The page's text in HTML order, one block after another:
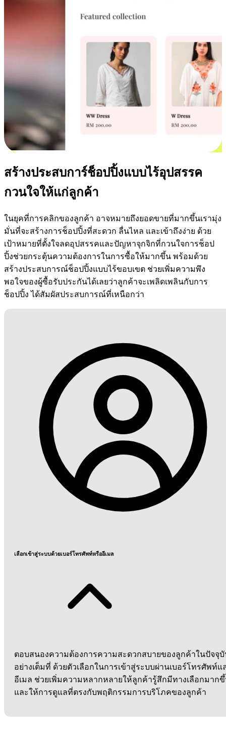
สร้างประสบการ์ช็อปปิ้งแบบไร้อุปสรรค
กวนใจให้แก่ลูกค้า
ในยุคที่การคลิกของลูกค้า อาจหมายถึงยอดขายที่มากขึ้นเรามุ่ง
มั่นที่จะสร้างการช็อปปิ้งที่สะดวก ลื่นไหล และเข้าถึงง่าย ด้วย
เป้าหมายที่ตั้งใจลดอุปสรรคและปัญหาจุกจิกที่กวนใจการช็อป
ปิ้งช่วยกระตุ้นความต้องการในการซื้อให้มากขึ้น พร้อมด้วย
สร้างประสบการณ์ช็อปปิ้งแบบไร้ขอบเขต ช่วยเพิ่มความพึง
พอใจของผู้ซื้อรับประกันได้เลยว่าลูกค้าจะเพลิดเพลินกับการ
ช็อปปิ้ง ได้สัมผัสประสบการณ์ที่เหนือกว่า
เลือกเข้าสู่ระบบด้วยเบอร์โทรศัพท์หรืออีเมล
ตอบสนองความต้องการความสะดวกสบายของลูกค้าในปัจจุ
อย่างเต็มที่ ด้วยตัวเลือกในการเข้าสู่ระบบผ่านเบอร์โทรศัพท์แ
อีเมล ช่วยเพิ่มความหลากหลายให้ลูกค้ารู้สึกมีทางเลือกมาก
และให้การดูแลที่ตรงกับพฤติกรรมการบริโภคของลูกค้า